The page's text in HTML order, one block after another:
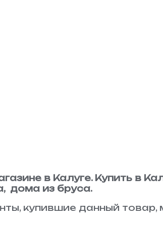
в Калуге. Купить в
дома из бруса.
купившие данный товар,